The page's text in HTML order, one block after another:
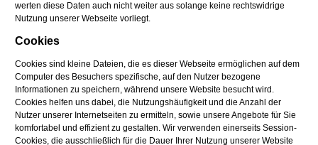
werten diese Daten auch nicht weiter aus solange keine rechtswidrige
Nutzung unserer Webseite vorliegt.
Cookies
Cookies sind kleine Dateien, die es dieser Webseite ermöglichen auf dem
Computer des Besuchers spezifische, auf den Nutzer bezogene
Informationen zu speichern, während unsere Website besucht wird.
Cookies helfen uns dabei, die Nutzungshäufigkeit und die Anzahl der
Nutzer unserer Internetseiten zu ermitteln, sowie unsere Angebote für Sie
komfortabel und effizient zu gestalten. Wir verwenden einerseits Session-
Cookies, die ausschließlich für die Dauer Ihrer Nutzung unserer Website